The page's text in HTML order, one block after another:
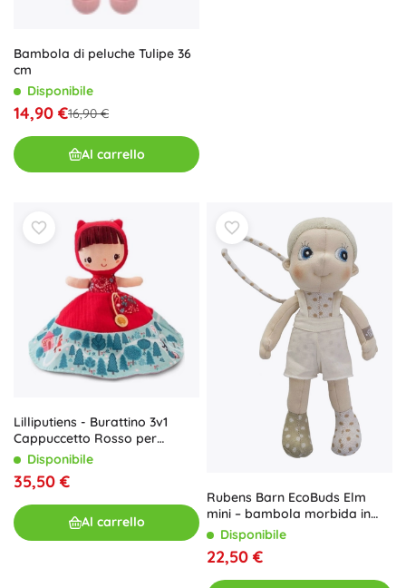
Bambola di peluche Tulipe 36
cm
Disponibile
14,90 €16,90 €
Al carrello
Lilliputiens - Burattino 3v1
Cappuccetto Rosso per
bambini da 12 mesi
Disponibile
35,50 €
Al carrello
Rubens Barn EcoBuds Elm
mini – bambola morbida in
tessuto di cotone biologico 23
Disponibile
22,50 €